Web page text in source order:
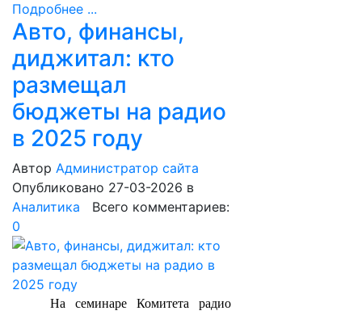
Подробнее ...
Авто, финансы,
диджитал: кто
размещал
бюджеты на радио
в 2025 году
Автор Администратор сайта
Опубликовано 27-03-2026 в
Аналитика Всего комментариев:
0
На семинаре Комитета радио